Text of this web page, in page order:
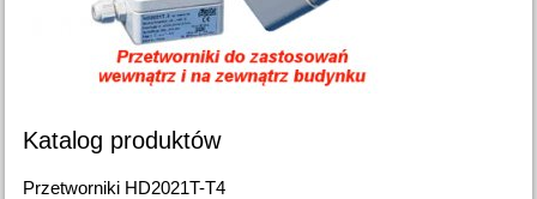
Katalog produktów
Przetworniki HD2021T-T4